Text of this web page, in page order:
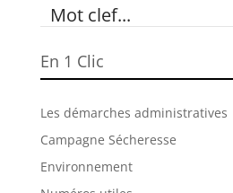
En 1 Clic
Les démarches administratives
Campagne Sécheresse
Environnement